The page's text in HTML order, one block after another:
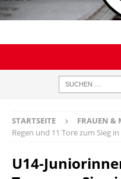
STARTSEITE FRAUEN &
Regen und 11 Tore zum Sieg
U14-